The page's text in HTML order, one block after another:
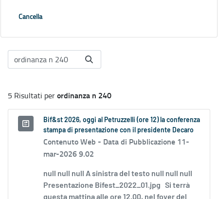
Cancella
5 Risultati perordinanza n 240
Bif&st 2026, oggi al Petruzzelli (ore 12) la conferenza
stampa di presentazione con il presidente Decaro
Contenuto Web - Data di Pubblicazione 11-
mar-2026 9.02
null null null A sinistra del testo null null null
Presentazione Bifest_2022_01.jpg Si terrà
questa mattina alle ore 12.00, nel foyer del